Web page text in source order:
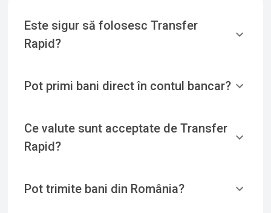
Este sigur să folosesc Transfer
Rapid?
Pot primi bani direct în contul bancar?
Ce valute sunt acceptate de Transfer
Rapid?
Pot trimite bani din România?